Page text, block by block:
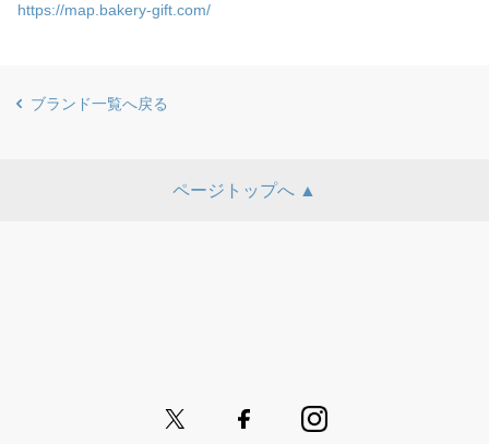
https://map.bakery-gift.com/
ブランド一覧へ戻る
ページトップへ ▲